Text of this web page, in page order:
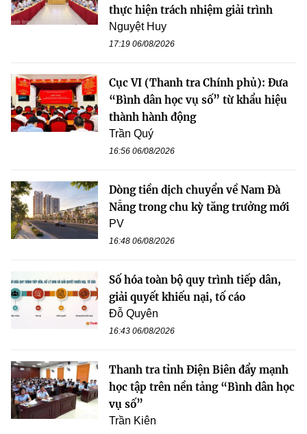
thực hiện trách nhiệm giải trình
Nguyệt Huy
17:19 06/08/2026
Cục VI (Thanh tra Chính phủ): Đưa
“Bình dân học vụ số” từ khẩu hiệu
thành hành động
Trần Quý
16:56 06/08/2026
Dòng tiền dịch chuyển về Nam Đà
Nẵng trong chu kỳ tăng trưởng mới
PV
16:48 06/08/2026
Số hóa toàn bộ quy trình tiếp dân,
giải quyết khiếu nại, tố cáo
Đỗ Quyên
16:43 06/08/2026
Thanh tra tỉnh Điện Biên đẩy mạnh
học tập trên nền tảng “Bình dân học
vụ số”
Trần Kiên